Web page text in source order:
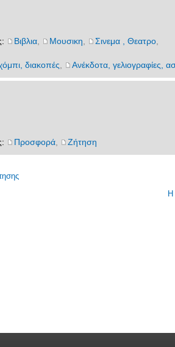
Βιβλια, Μουσικη Σινεμα , Θεατρο,
διακοπές Ανέκδοτα, γελιογραφίες,
Προσφορά, Ζήτηση
Η